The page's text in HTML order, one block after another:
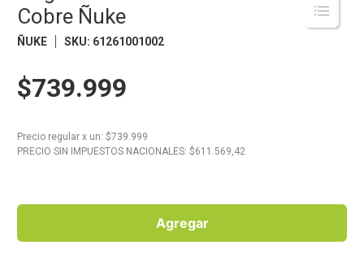
Cobre Ñuke
ÑUKE SKU: 61261001002
$739.999
Precio regular x un: $739.999
PRECIO SIN IMPUESTOS NACIONALES: $611.569,42
Agregar
Galletitas
Yerba
Juguetes
. Carne